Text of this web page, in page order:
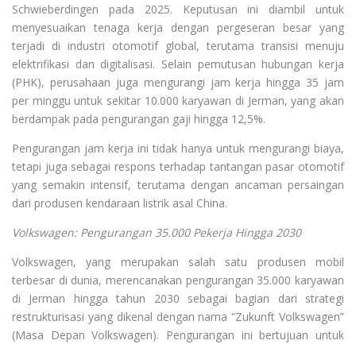
Schwieberdingen pada 2025. Keputusan ini diambil untuk
menyesuaikan tenaga kerja dengan pergeseran besar yang
terjadi di industri otomotif global, terutama transisi menuju
elektrifikasi dan digitalisasi. Selain pemutusan hubungan kerja
(PHK), perusahaan juga mengurangi jam kerja hingga 35 jam
per minggu untuk sekitar 10.000 karyawan di Jerman, yang akan
berdampak pada pengurangan gaji hingga 12,5%.
Pengurangan jam kerja ini tidak hanya untuk mengurangi biaya,
tetapi juga sebagai respons terhadap tantangan pasar otomotif
yang semakin intensif, terutama dengan ancaman persaingan
dari produsen kendaraan listrik asal China.
Volkswagen: Pengurangan 35.000 Pekerja Hingga 2030
Volkswagen, yang merupakan salah satu produsen mobil
terbesar di dunia, merencanakan pengurangan 35.000 karyawan
di Jerman hingga tahun 2030 sebagai bagian dari strategi
restrukturisasi yang dikenal dengan nama “Zukunft Volkswagen”
(Masa Depan Volkswagen). Pengurangan ini bertujuan untuk